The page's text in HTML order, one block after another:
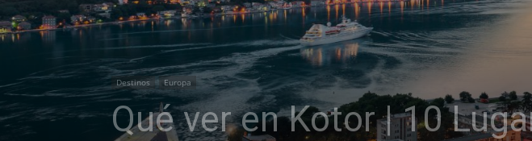
Destinos Europa
Qué ver en Kotor | 10